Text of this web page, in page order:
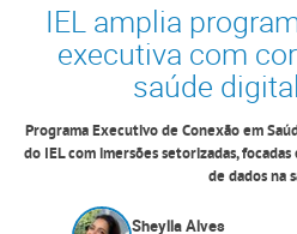
IEL amplia
executiva com
saúde
Programa Executivo de Conexão em
do IEL com imersões setorizadas,
de dados na
Sheylla Alves